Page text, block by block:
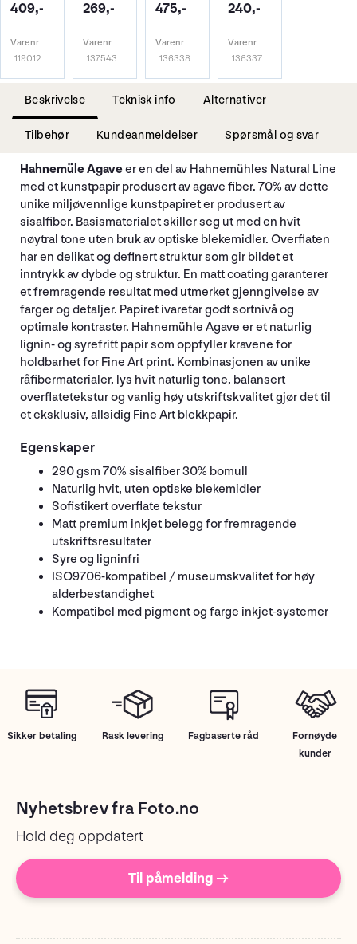
409,-
Varenr
119012
269,-
Varenr
137543
475,-
Varenr
136338
240,-
Varenr
136337
Beskrivelse Teknisk info Alternativer
Tilbehør Kundeanmeldelser Spørsmål og svar
Hahnemüle Agaveer en del av Hahnemühles Natural Line
med et kunstpapir produsert av agave fiber. 70% av dette
unike miljøvennlige kunstpapiret er produsert av
sisalfiber. Basismaterialet skiller seg ut med en hvit
nøytral tone uten bruk av optiske blekemidler. Overflaten
har en delikat og definert struktur som gir bildet et
inntrykk av dybde og struktur. En matt coating garanterer
et fremragende resultat med utmerket gjenngivelse av
farger og detaljer. Papiret ivaretar godt sortnivå og
optimale kontraster. Hahnemühle Agave er et naturlig
lignin- og syrefritt papir som oppfyller kravene for
holdbarhet for Fine Art print. Kombinasjonen av unike
råfibermaterialer, lys hvit naturlig tone, balansert
overflatetekstur og vanlig høy utskriftskvalitet gjør det til
et eksklusiv, allsidig Fine Art blekkpapir.
Egenskaper
290 gsm 70% sisalfiber 30% bomull
Naturlig hvit, uten optiske blekemidler
Sofistikert overflate tekstur
Matt premium inkjet belegg for fremragende
utskriftsresultater
Syre og ligninfri
ISO9706-kompatibel / museumskvalitet for høy
alderbestandighet
Kompatibel med pigment og farge inkjet-systemer
Sikker betaling Rask levering Fagbaserte råd
Fornøyde
kunder
Nyhetsbrev fra Foto.no
Hold deg oppdatert
Til påmelding →